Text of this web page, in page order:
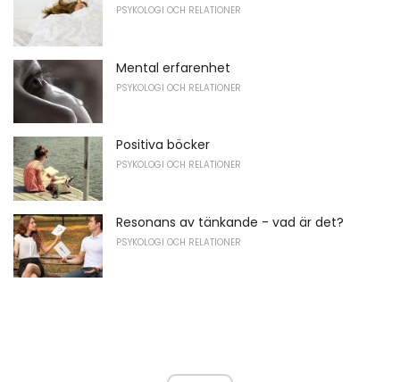
PSYKOLOGI OCH RELATIONER
Mental erfarenhet
PSYKOLOGI OCH RELATIONER
Positiva böcker
PSYKOLOGI OCH RELATIONER
Resonans av tänkande - vad är det?
PSYKOLOGI OCH RELATIONER